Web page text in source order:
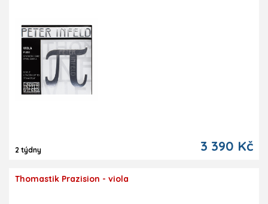
2 týdny 3 390 Kč
Thomastik Prazision - viola